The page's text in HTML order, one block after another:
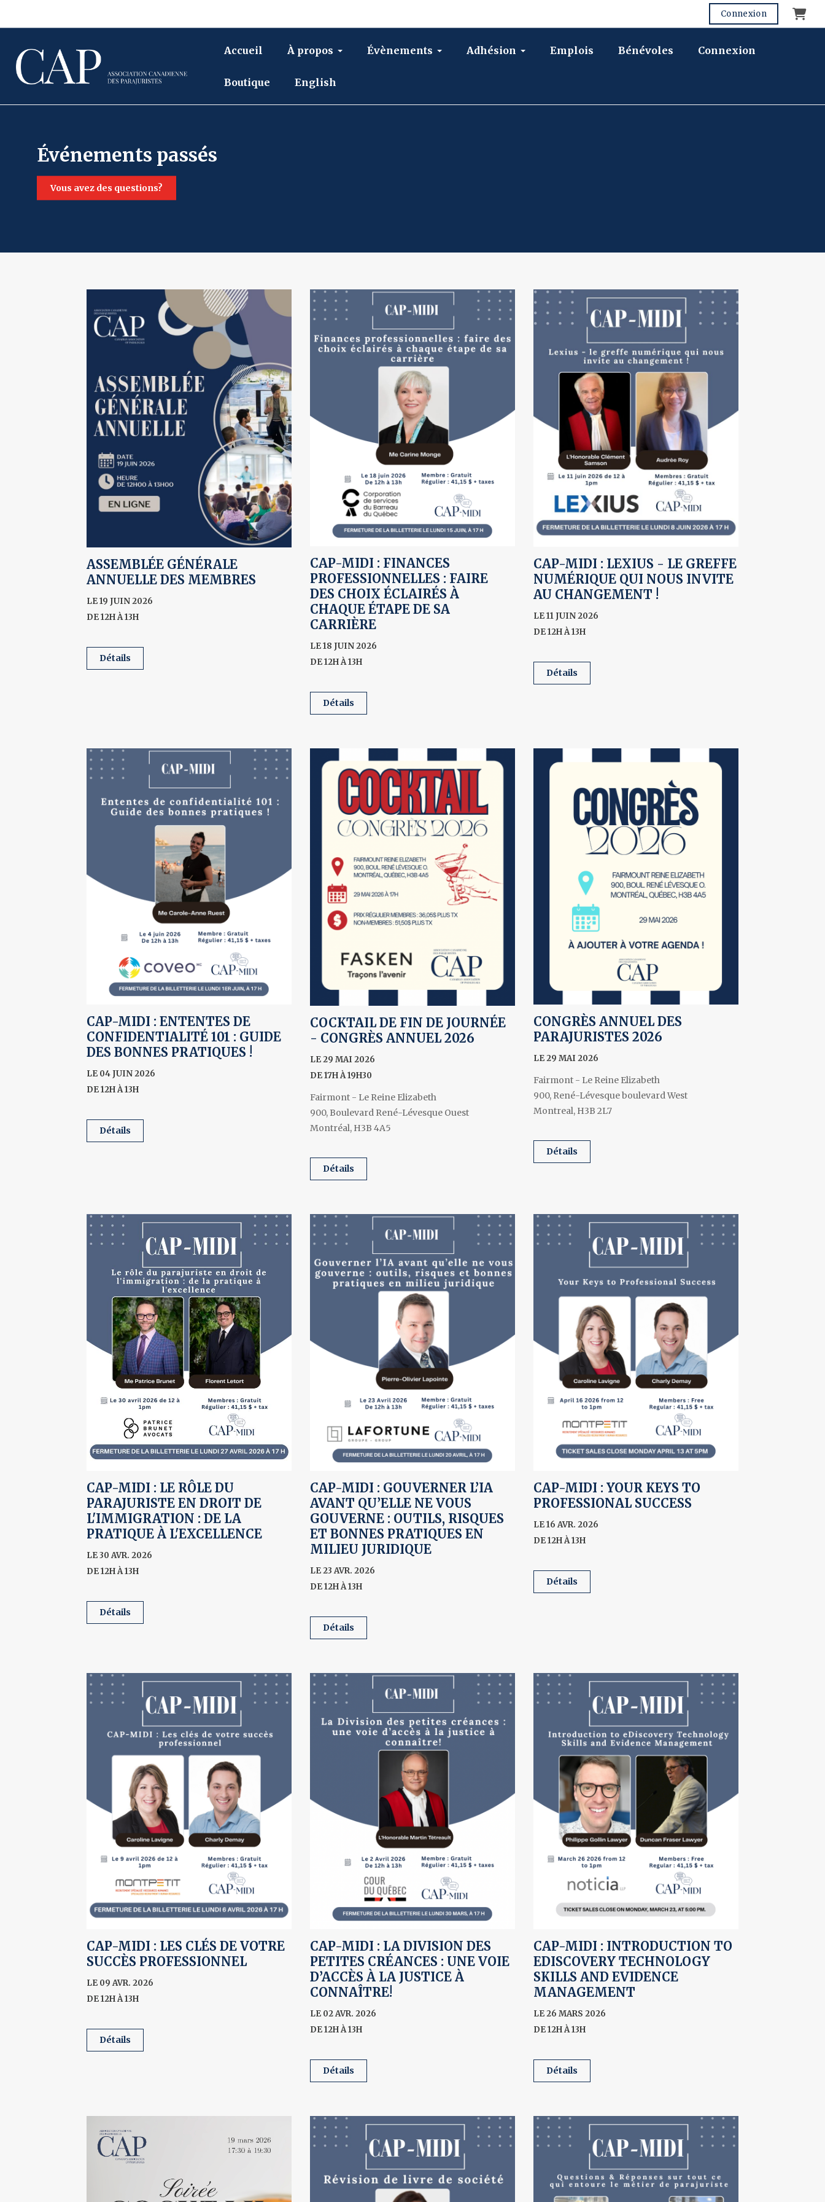
Connexion Panier
Accueil À propos Évènements Adhésion Emplois Bénévoles Connexion
Boutique English
événements passés
vous avez des questions?
ASSEMBLÉE GÉNÉRALE
ANNUELLE DES MEMBRES
LE 19 JUIN 2026
DE 12H À 13H
détails
CAP-MIDI : FINANCES
PROFESSIONNELLES : FAIRE
DES CHOIX ÉCLAIRÉS À
CHAQUE ÉTAPE DE SA
CARRIÈRE
LE 18 JUIN 2026
DE 12H À 13H
détails
CAP-MIDI : LEXIUS - LE GREFFE
NUMÉRIQUE QUI NOUS INVITE
AU CHANGEMENT !
LE 11 JUIN 2026
DE 12H À 13H
détails
CAP-MIDI : ENTENTES DE
CONFIDENTIALITÉ 101 : GUIDE
DES BONNES PRATIQUES !
LE 04 JUIN 2026
DE 12H À 13H
détails
COCKTAIL DE FIN DE JOURNÉE
- CONGRÈS ANNUEL 2026
LE 29 MAI 2026
DE 17H À 19H30
Fairmont - Le Reine Elizabeth
900, Boulevard René-Lévesque Ouest
Montréal, H3B 4A5
détails
CONGRÈS ANNUEL DES
PARAJURISTES 2026
LE 29 MAI 2026
Fairmont - Le Reine Elizabeth
900, René-Lévesque boulevard West
Montreal, H3B 2L7
détails
CAP-MIDI : LE RÔLE DU
PARAJURISTE EN DROIT DE
L'IMMIGRATION : DE LA
PRATIQUE À L'EXCELLENCE
LE 30 AVR. 2026
DE 12H À 13H
détails
CAP-MIDI : GOUVERNER L’IA
AVANT QU’ELLE NE VOUS
GOUVERNE : OUTILS, RISQUES
ET BONNES PRATIQUES EN
MILIEU JURIDIQUE
LE 23 AVR. 2026
DE 12H À 13H
détails
CAP-MIDI : YOUR KEYS TO
PROFESSIONAL SUCCESS
LE 16 AVR. 2026
DE 12H À 13H
détails
CAP-MIDI : LES CLÉS DE VOTRE
SUCCÈS PROFESSIONNEL
LE 09 AVR. 2026
DE 12H À 13H
détails
CAP-MIDI : LA DIVISION DES
PETITES CRÉANCES : UNE VOIE
D’ACCÈS À LA JUSTICE À
CONNAÎTRE!
LE 02 AVR. 2026
DE 12H À 13H
détails
CAP-MIDI : INTRODUCTION TO
EDISCOVERY TECHNOLOGY
SKILLS AND EVIDENCE
MANAGEMENT
LE 26 MARS 2026
DE 12H À 13H
détails